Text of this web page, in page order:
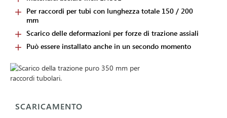
Per raccordi per tubi con lunghezza totale 150 / 200
mm
Scarico delle deformazioni per forze di trazione assiali
Può essere installato anche in un secondo momento
SCARICAMENTO